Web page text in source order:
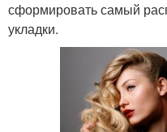
сформировать самый
укладки.